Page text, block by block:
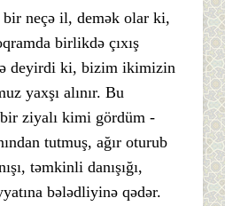
neçə il, demək olar ki,
birlikdə çıxış
deyirdi ki, bizim ikimizin
yaxşı alınır. Bu
ziyalı kimi gördüm -
tutmuş, ağır oturub
təmkinli danışığı,
bələdliyinə qədər.